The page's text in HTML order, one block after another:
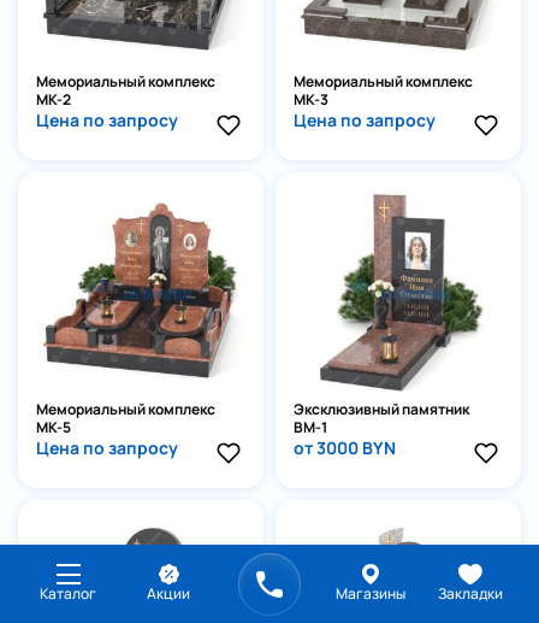
Мемориальный комплекс
МК-2
Цена по запросу
Мемориальный комплекс
МК-3
Цена по запросу
Мемориальный комплекс
МК-5
Цена по запросу
Эксклюзивный памятник
ВМ-1
от 3000 BYN
Каталог Акции Магазины Закладки